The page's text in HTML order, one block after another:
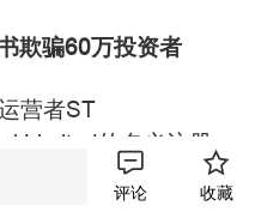
欺骗60万投资者
营者ST
Limited的名义注册
25日在尼日利亚公司
并于2025年1月16
评论 收藏